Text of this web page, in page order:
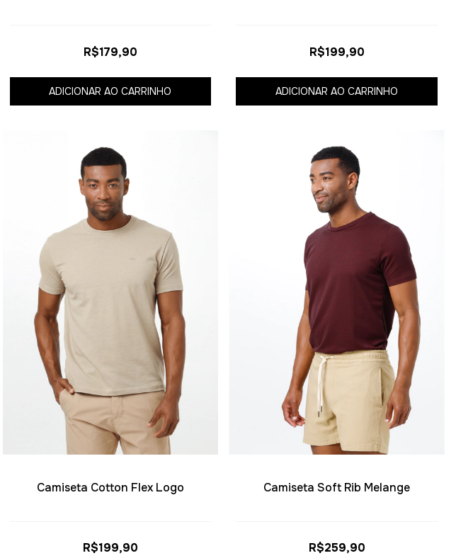
R$179,90
ADICIONAR AO CARRINHO
R$199,90
ADICIONAR AO CARRINHO
Camiseta Cotton Flex Logo
R$199,90
Camiseta Soft Rib Melange
R$259,90